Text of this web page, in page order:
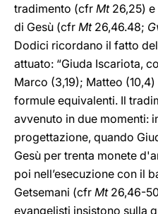
tradimento (cfr Mt26,25) e
di Gesù (cfr Mt26,46.48;
Dodici ricordano il fatto
attuato: “Giuda Iscariota,
Marco (3,19); Matteo (10,4)
formule equivalenti. Il
avvenuto in due momenti:
progettazione, quando
Gesù per trenta monete
poi nell’esecuzione con il
Getsemani (cfr Mt26,46-
evangelisti insistono sulla